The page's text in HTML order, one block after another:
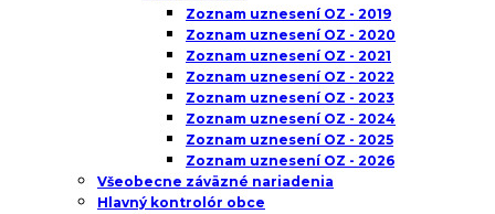
Zoznam uznesení OZ - 2019
Zoznam uznesení OZ - 2020
Zoznam uznesení OZ - 2021
Zoznam uznesení OZ - 2022
Zoznam uznesení OZ - 2023
Zoznam uznesení OZ - 2024
Zoznam uznesení OZ - 2025
Zoznam uznesení OZ - 2026
Všeobecne záväzné nariadenia
Hlavný kontrolór obce